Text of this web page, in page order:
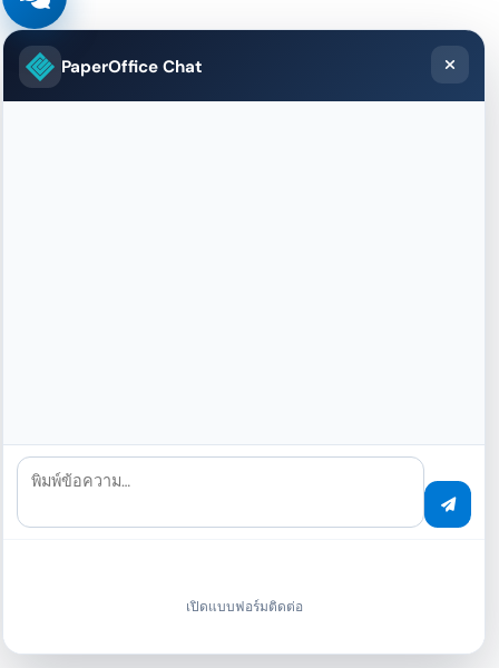
สิทธิ์ที่ละเอียดสำหรับการเข้าถึงบันทึกการตรวจสอบ การตรวจสอบ
รายละเอียดศูนย์ข้อมูล
PaperOffice Chat
พิมพ์ข้อความ…
เปิดแบบฟอร์มติดต่อ